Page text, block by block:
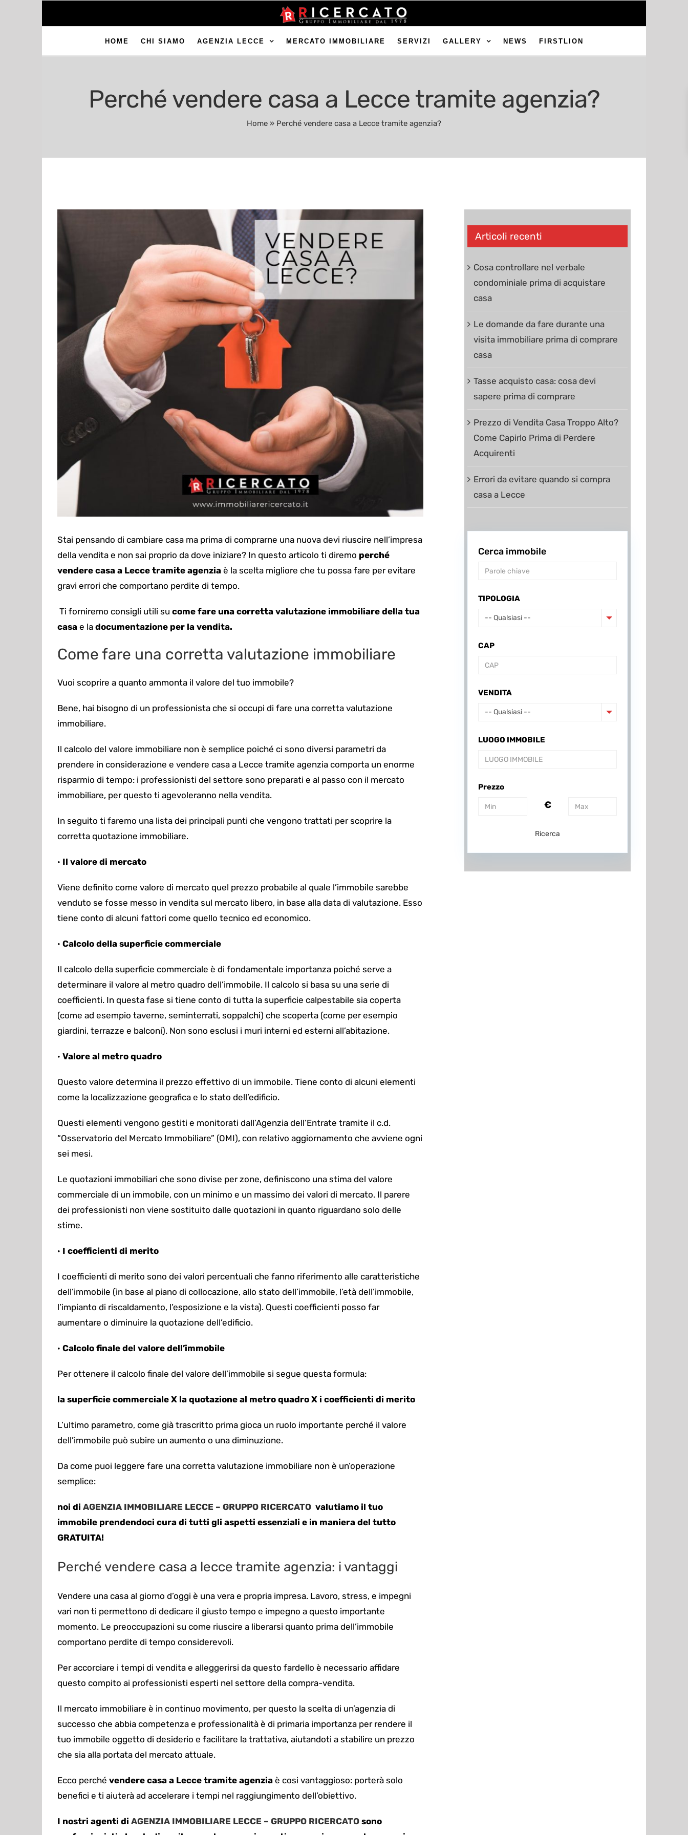
HOME CHI SIAMO AGENZIA LECCE MERCATO IMMOBILIARE SERVIZI GALLERY NEWS FIRSTLION
Perché vendere casa a Lecce tramite agenzia?
Home » Perché vendere casa a Lecce tramite agenzia?
Stai pensando di cambiare casa ma prima di comprarne una nuova devi riuscire nell’impresa
della vendita e non sai proprio da dove iniziare? In questo articolo ti diremo perché
vendere casa a Lecce tramite agenziaè la scelta migliore che tu possa fare per evitare
gravi errori che comportano perdite di tempo.
Ti forniremo consigli utili su come fare una corretta valutazione immobiliare della tua
casa e la documentazione per la vendita.
Come fare una corretta valutazione immobiliare
Vuoi scoprire a quanto ammonta il valore del tuo immobile?
Bene, hai bisogno di un professionista che si occupi di fare una corretta valutazione
immobiliare.
Il calcolo del valore immobiliare non è semplice poiché ci sono diversi parametri da
prendere in considerazione e vendere casa a Lecce tramite agenzia comporta un enorme
risparmio di tempo: i professionisti del settore sono preparati e al passo con il mercato
immobiliare, per questo ti agevoleranno nella vendita.
In seguito ti faremo una lista dei principali punti che vengono trattati per scoprire la
corretta quotazione immobiliare.
· Il valore di mercato
Viene definito come valore di mercato quel prezzo probabile al quale l’immobile sarebbe
venduto se fosse messo in vendita sul mercato libero, in base alla data di valutazione. Esso
tiene conto di alcuni fattori come quello tecnico ed economico.
· Calcolo della superficie commerciale
Il calcolo della superficie commerciale è di fondamentale importanza poiché serve a
determinare il valore al metro quadro dell’immobile. Il calcolo si basa su una serie di
coefficienti. In questa fase si tiene conto di tutta la superficie calpestabile sia coperta
(come ad esempio taverne, seminterrati, soppalchi) che scoperta (come per esempio
giardini, terrazze e balconi). Non sono esclusi i muri interni ed esterni all’abitazione.
· Valore al metro quadro
Questo valore determina il prezzo effettivo di un immobile. Tiene conto di alcuni elementi
come la localizzazione geografica e lo stato dell’edificio.
Questi elementi vengono gestiti e monitorati dall’Agenzia dell’Entrate tramite il c.d.
“Osservatorio del Mercato Immobiliare” (OMI), con relativo aggiornamento che avviene ogni
sei mesi.
Le quotazioni immobiliari che sono divise per zone, definiscono una stima del valore
commerciale di un immobile, con un minimo e un massimo dei valori di mercato. Il parere
dei professionisti non viene sostituito dalle quotazioni in quanto riguardano solo delle
stime.
· I coefficienti di merito
I coefficienti di merito sono dei valori percentuali che fanno riferimento alle caratteristiche
dell’immobile (in base al piano di collocazione, allo stato dell’immobile, l’età dell’immobile,
l’impianto di riscaldamento, l’esposizione e la vista). Questi coefficienti posso far
aumentare o diminuire la quotazione dell’edificio.
· Calcolo finale del valore dell’immobile
Per ottenere il calcolo finale del valore dell’immobile si segue questa formula:
la superficie commerciale X la quotazione al metro quadro X i coefficienti di merito
L’ultimo parametro, come già trascritto prima gioca un ruolo importante perché il valore
dell’immobile può subire un aumento o una diminuzione.
Da come puoi leggere fare una corretta valutazione immobiliare non è un’operazione
semplice:
noi di AGENZIA IMMOBILIARE LECCE – GRUPPO RICERCATO valutiamo il tuo
immobile prendendoci cura di tutti gli aspetti essenziali e in maniera del tutto
GRATUITA!
Perché vendere casa a lecce tramite agenzia: i vantaggi
Vendere una casa al giorno d’oggi è una vera e propria impresa. Lavoro, stress, e impegni
vari non ti permettono di dedicare il giusto tempo e impegno a questo importante
momento.Le preoccupazioni su come riuscire a liberarsi quanto prima dell’immobile
comportano perdite di tempo considerevoli.
Per accorciare i tempi di vendita e alleggerirsi da questo fardello è necessario affidare
questo compito ai professionisti esperti nel settore della compra-vendita.
Il mercato immobiliare è in continuo movimento, per questo la scelta di un’agenzia di
successo che abbia competenza e professionalità è di primaria importanza per rendere il
tuo immobile oggetto di desiderio e facilitare la trattativa, aiutandoti a stabilire un prezzo
che sia alla portata del mercato attuale.
Ecco perché vendere casa a Lecce tramite agenziaè cosi vantaggioso: porterà solo
benefici e ti aiuterà ad accelerare i tempi nel raggiungimento dell’obiettivo.
I nostri agenti di AGENZIA IMMOBILIARE LECCE – GRUPPO RICERCATO sono
Articoli recenti
Cosa controllare nel verbale
condominiale prima di acquistare
casa
Le domande da fare durante una
visita immobiliare prima di comprare
casa
Tasse acquisto casa: cosa devi
sapere prima di comprare
Prezzo di Vendita Casa Troppo Alto?
Come Capirlo Prima di Perdere
Acquirenti
Errori da evitare quando si compra
casa a Lecce
Cerca immobile
TIPOLOGIA
-- Qualsiasi --
CAP
VENDITA
-- Qualsiasi --
LUOGO IMMOBILE
Prezzo
€
Ricerca